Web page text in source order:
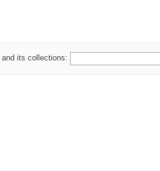
its collections: